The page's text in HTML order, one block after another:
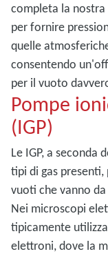
completa la
per fornire
quelle
consentendo
per il vuoto
Pompe
(IGP)
Le IGP, a seconda
tipi di gas
vuoti che vanno
Nei microscopi
tipicamente
elettroni, dove la